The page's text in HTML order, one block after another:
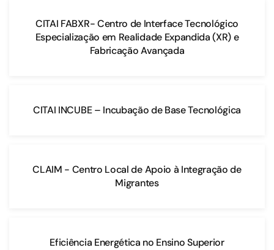
CITAI FABXR- Centro de Interface Tecnológico
Especialização em Realidade Expandida (XR) e
Fabricação Avançada
CITAI INCUBE – Incubação de Base Tecnológica
CLAIM - Centro Local de Apoio à Integração de
Migrantes
Eficiência Energética no Ensino Superior